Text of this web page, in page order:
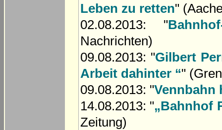
Leben zu retten"
02.08.2013: "
Nachrichten)
09.08.2013: "Gilbert
Arbeit dahinter “"
09.08.2013: "Vennbahn
14.08.2013: "„Bahnhof
Zeitung)